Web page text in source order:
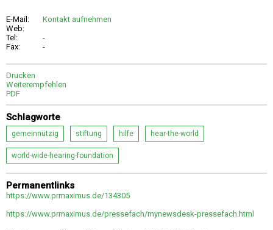
E-Mail:
Kontakt aufnehmen
Web:
Tel:
-
Fax:
-
Drucken
Weiterempfehlen
PDF
Schlagworte
gemeinnützig stiftung hilfe hear-the-world
world-wide-hearing-foundation
Permanentlinks
https://www.prmaximus.de/134305
https://www.prmaximus.de/pressefach/mynewsdesk-pressefach.html